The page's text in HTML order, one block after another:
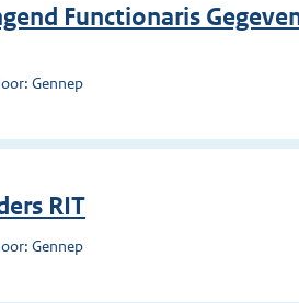
Functionaris
Gennep
RIT
Gennep